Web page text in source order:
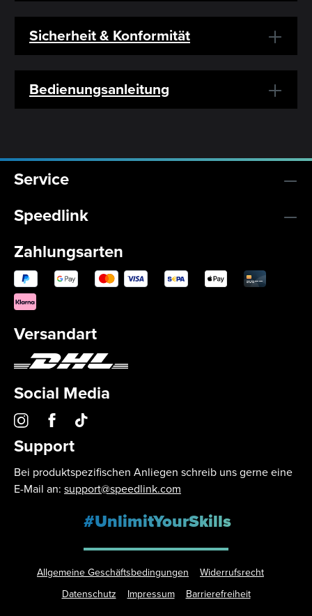
Sicherheit & Konformität
Bedienungsanleitung
Service
Speedlink
Zahlungsarten
Versandart
Social Media
Support
Bei produktspezifischen Anliegen schreib uns gerne eine
E-Mail an: support@speedlink.com
#UnlimitYourSkills
Allgemeine Geschäftsbedingungen
Widerrufsrecht
Datenschutz
Impressum Barrierefreiheit